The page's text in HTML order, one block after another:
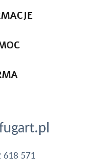
618 571